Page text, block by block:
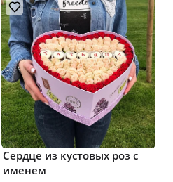
Сердце из кустовых роз с
именем